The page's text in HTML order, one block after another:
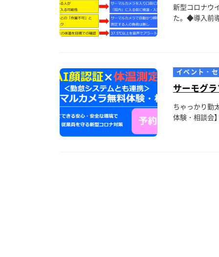
新型コロナウ
た。◆導入前
イベント・
サーモグ
ちゃっかり勤
体験・相談会